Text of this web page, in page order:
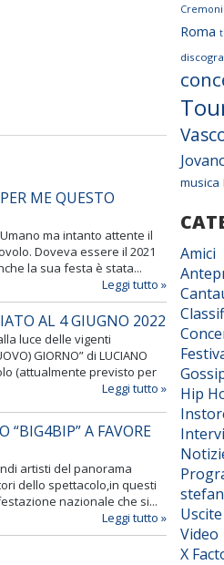
ME QUESTO
ma intanto attente il
Doveva essere il 2021
la sua festa è stata...
Leggi tutto »
AL 4 GIUGNO 2022
luce delle vigenti
GIORNO” di LUCIANO
(attualmente previsto per
Leggi tutto »
“BIG4BIP” A FAVORE
artisti del panorama
dello spettacolo,in questi
nazionale che si...
Leggi tutto »
Roma
musica
Amici
Hip
Video
X